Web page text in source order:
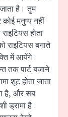
है। तुम
मनुष्य नहीं
होता
बनाते
में आयेंगे।
तक पार्ट बजाने
शूट होता जाता
है, और सब
ड्रामा है।